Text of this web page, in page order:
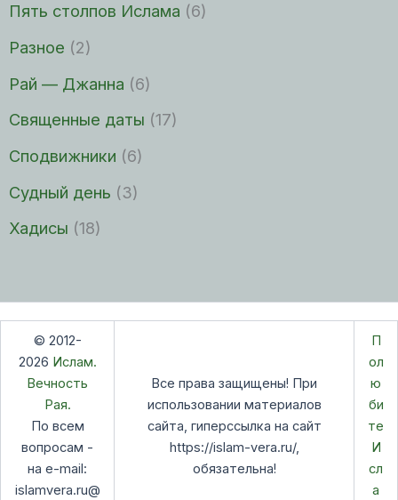
Пять столпов Ислама (6)
Разное (2)
Рай — Джанна (6)
Священные даты (17)
Сподвижники (6)
Судный день (3)
Хадисы (18)
© 2012-
2026 Ислам.
Вечность
Рая.
По всем
вопросам -
на e-mail:
islamvera.ru@
Все права защищены! При
использовании материалов
сайта, гиперссылка на сайт
https://islam-vera.ru/,
обязательна!
П
ол
ю
би
те
И
сл
а